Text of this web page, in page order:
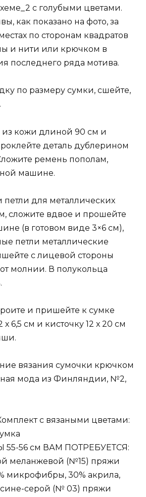
с голубыми цветами.
как показано на фото, за
по сторонам квадратов
и нити или крючком в
последнего ряда мотива.
по размеру сумки, сшейте,
из кожи длиной 90 см и
деталь дублерином
ремень пополам,
машине.
петли для металлических
сложите вдвое и прошейте
(в готовом виде 3×6 см),
петли металлические
с лицевой стороны
молнии. В полукольца
и пришейте к сумке
6,5 см и кисточку 12 х 20 см
вязания сумочки крючком
мода из Финляндии, №2,
с вязаными цветами:
56 см ВАМ ПОТРЕБУЕТСЯ:
меланжевой (№15) пряжи
микрофибры, 30% акрила,
сине-серой (№ 03) пряжи